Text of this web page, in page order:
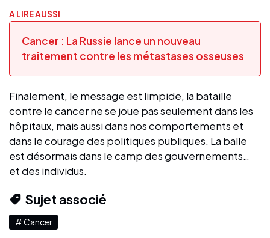
A LIRE AUSSI
Cancer : La Russie lance un nouveau
traitement contre les métastases osseuses
Finalement, le message est limpide, la bataille
contre le cancer ne se joue pas seulement dans les
hôpitaux, mais aussi dans nos comportements et
dans le courage des politiques publiques. La balle
est désormais dans le camp des gouvernements…
et des individus.
Sujet associé
# Cancer